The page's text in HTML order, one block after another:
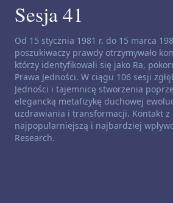
Sesja 41
Zastrzeżenie dotyczące kanałów:
Od 15 stycznia 1981 r. do 15 marca
poszukiwaczy prawdy otrzymywało
którzy identyfikowali się jako Ra,
Prawa Jedności. W ciągu 106 sesji
Jedności i tajemnicę stworzenia
elegancką metafizykę duchowej
uzdrawiania i transformacji. Kontakt z
najpopularniejszą i najbardziej
Research.